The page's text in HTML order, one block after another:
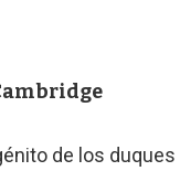
de los